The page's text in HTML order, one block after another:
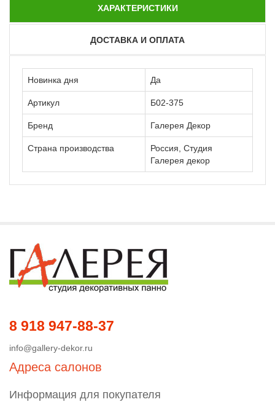
ХАРАКТЕРИСТИКИ
ДОСТАВКА И ОПЛАТА
Новинка дня Да
Артикул Б02-375
Бренд Галерея Декор
Страна производства
Россия, Студия
Галерея декор
8 918 947-88-37
info@gallery-dekor.ru
Адреса салонов
Информация для покупателя